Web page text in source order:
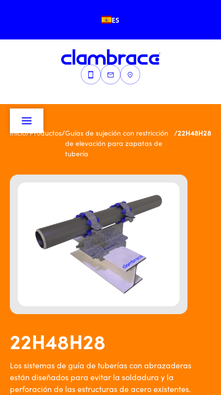
ES
Inicio/Productos/Guías de sujeción con restricción
de elevación para zapatas de
tubería
/22H48H28
22H48H28
Los sistemas de guía de tuberías con abrazaderas
están diseñados para evitar la soldadura y la
perforación de las estructuras de acero existentes.